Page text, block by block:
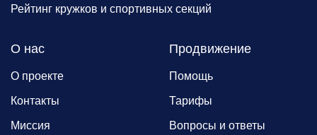
Рейтинг кружков и спортивных секций
О нас
О проекте
Контакты
Миссия
Продвижение
Помощь
Тарифы
Вопросы и ответы